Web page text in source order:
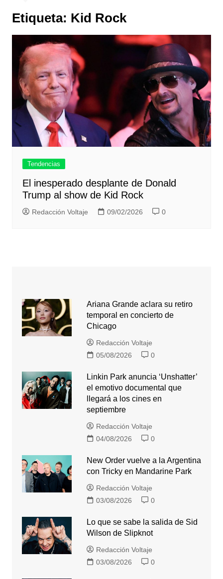
Etiqueta: Kid Rock
Tendencias
El inesperado desplante de Donald
Trump al show de Kid Rock
Redacción Voltaje 09/02/2026 0
Ariana Grande aclara su retiro
temporal en concierto de
Chicago
Redacción Voltaje
05/08/2026
0
Linkin Park anuncia ‘Unshatter’
el emotivo documental que
llegará a los cines en
septiembre
Redacción Voltaje
04/08/2026
0
New Order vuelve a la Argentina
con Tricky en Mandarine Park
Redacción Voltaje
03/08/2026
0
Lo que se sabe la salida de Sid
Wilson de Slipknot
Redacción Voltaje
03/08/2026
0